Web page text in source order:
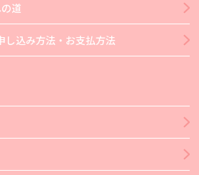
道
し込み方法・お支払方法